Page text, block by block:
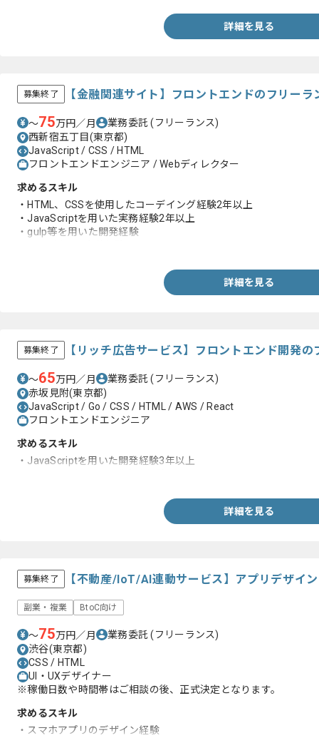
詳細を見る
募集終了 【金融関連サイト】フロントエンドのフリー
〜75万円／月 業務委託(フリーランス)
西新宿五丁目(東京都)
JavaScript / CSS / HTML
フロントエンドエンジニア / Webディレクター
求めるスキル
・HTML、CSSを使用したコーデイング経験2年以上
・JavaScriptを用いた実務経験2年以上
・gulp等を用いた開発経験
詳細を見る
募集終了 【リッチ広告サービス】フロントエンド開発
〜65万円／月 業務委託(フリーランス)
赤坂見附(東京都)
JavaScript / Go / CSS / HTML / AWS / React
フロントエンドエンジニア
求めるスキル
・JavaScriptを用いた開発経験3年以上
詳細を見る
募集終了 【不動産/IoT/AI連動サービス】アプリデザイ
副業・複業 BtoC向け
〜75万円／月 業務委託(フリーランス)
渋谷(東京都)
CSS / HTML
UI・UXデザイナー
※稼働日数や時間帯はご相談の後、正式決定となります。
求めるスキル
・スマホアプリのデザイン経験